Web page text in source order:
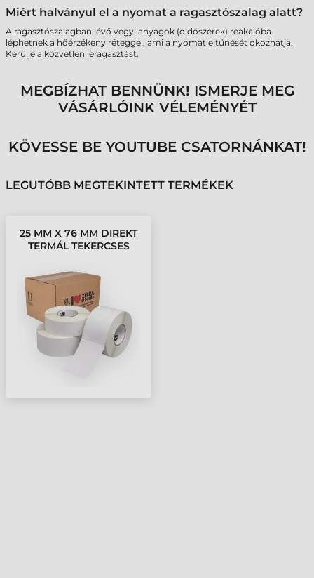
Miért halványul el a nyomat a ragasztószalag alatt?
A ragasztószalagban lévő vegyi anyagok (oldószerek) reakcióba
léphetnek a hőérzékeny réteggel, ami a nyomat eltűnését okozhatja.
Kerülje a közvetlen leragasztást.
MEGBÍZHAT BENNÜNK! ISMERJE MEG
VÁSÁRLÓINK VÉLEMÉNYÉT
KÖVESSE BE YOUTUBE CSATORNÁNKAT!
LEGUTÓBB MEGTEKINTETT TERMÉKEK
25 MM X 76 MM DIREKT
TERMÁL TEKERCSES
960 CÍMKE/TEKERCS )